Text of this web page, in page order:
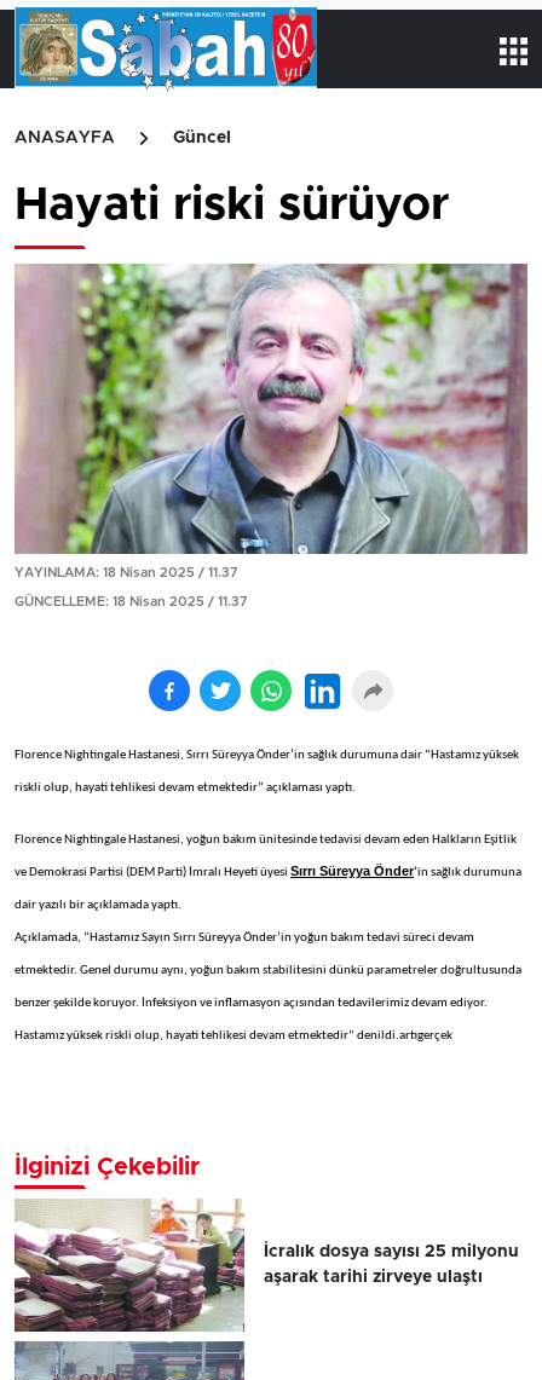
ANASAYFA Güncel
Hayati riski sürüyor
YAYINLAMA: 18 Nisan 2025 / 11.37
GÜNCELLEME: 18 Nisan 2025 / 11.37
Florence Nightingale Hastanesi, Sırrı Süreyya Önder’in sağlık durumuna dair “Hastamız yüksek
riskli olup, hayati tehlikesi devam etmektedir” açıklaması yaptı.
Florence Nightingale Hastanesi, yoğun bakım ünitesinde tedavisi devam eden Halkların Eşitlik
ve Demokrasi Partisi (DEM Parti) İmralı Heyeti üyesi Sırrı Süreyya Önder’in sağlık durumuna
dair yazılı bir açıklamada yaptı.
Açıklamada, “Hastamız Sayın Sırrı Süreyya Önder’in yoğun bakım tedavi süreci devam
etmektedir. Genel durumu aynı, yoğun bakım stabilitesini dünkü parametreler doğrultusunda
benzer şekilde koruyor. İnfeksiyon ve inflamasyon açısından tedavilerimiz devam ediyor.
Hastamız yüksek riskli olup, hayati tehlikesi devam etmektedir” denildi.artıgerçek
İlginizi Çekebilir
İcralık dosya sayısı 25 milyonu
aşarak tarihi zirveye ulaştı